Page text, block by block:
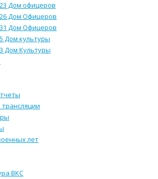
Дом офицеров
Дом Офицеров
Дом Офицеров
Дом культуры
Дом Культуры
лет
ВКС